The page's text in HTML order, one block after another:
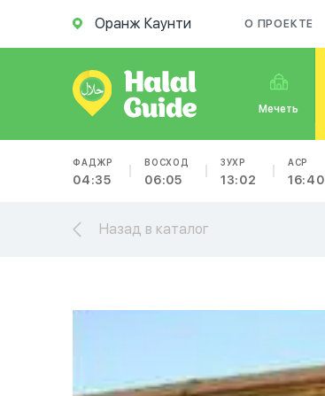
Оранж Каунти О ПРОЕКТЕ
Мечеть
ФАДЖР
04:35
ВОСХОД
06:05
ЗУХР
13:02
АСР
16:40
Назад в каталог